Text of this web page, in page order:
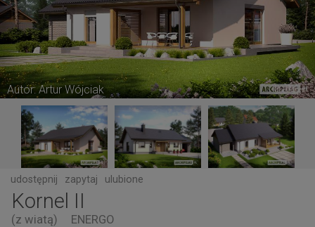
Autor: Artur Wójciak
udostępnij zapytaj ulubione
Kornel II
(z wiatą) ENERGO